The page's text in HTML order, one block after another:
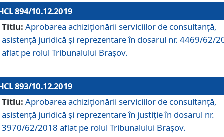
894/10.12.2019
Titlu: Aprobarea achiziţionării serviciilor de consultanţă,
asistenţă juridică şi reprezentare în dosarul nr. 4469/62/
aflat pe rolul Tribunalului Braşov.
893/10.12.2019
Titlu: Aprobarea achiziţionării serviciilor de consultanţă,
asistenţă juridică şi reprezentare în justiţie în dosarul nr.
3970/62/2018 aflat pe rolul Tribunalului Braşov.